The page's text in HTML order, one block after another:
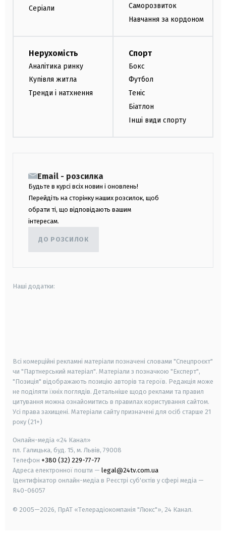
Серіали
Саморозвиток
Навчання за кордоном
Нерухомість
Аналітика ринку
Купівля житла
Тренди і натхнення
Спорт
Бокс
Футбол
Теніс
Біатлон
Інші види спорту
Email - розсилка
Будьте в курсі всіх новин і оновлень!
Перейдіть на сторінку наших розсилок, щоб
обрати ті, що відповідають вашим
інтересам.
ДО РОЗСИЛОК
Наші додатки:
Всі комерційні рекламні матеріали позначені словами "Спецпроєкт"
чи "Партнерський матеріал". Матеріали з позначкою "Експерт",
"Позиція" відображають позицію авторів та героїв. Редакція може
не поділяти їхніх поглядів. Детальніше щодо реклами та правил
цитування можна ознайомитись в правилах користування сайтом.
Усі права захищені. Матеріали сайту призначені для осіб старше 21
року (21+)
Онлайн-медіа «24 Канал»
пл. Галицька, буд. 15, м. Львів, 79008
Телефон +380 (32) 229-77-77
Адреса електронної пошти — legal@24tv.com.ua
Ідентифікатор онлайн-медіа в Реєстрі суб'єктів у сфері медіа —
R40-06057
© 2005—2026, ПрАТ «Телерадіокомпанія "Люкс"», 24 Канал.